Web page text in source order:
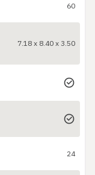
60
7.18 x 8.40 x 3.50
24